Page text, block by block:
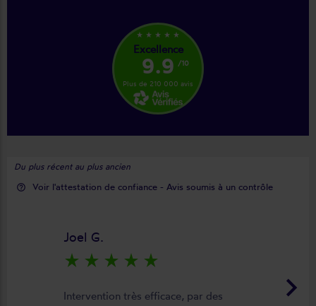
star_rate star_rate star_rate star_rate star_rate
Excellence
9.9 /10
Plus de 210 000 avis
Du plus récent au plus ancien
help_outline Voir l'attestation de confiance - Avis soumis à un contrôle
keyboard_arrow_right
Joel G.
star_rate star_rate star_rate star_rate star_rate
Intervention très efficace, par des